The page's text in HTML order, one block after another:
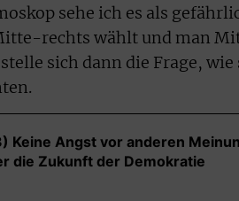
sehe ich es als
rechts wählt und man
sich dann die Frage,